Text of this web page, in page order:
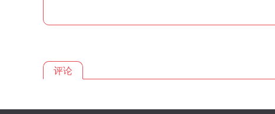
评论